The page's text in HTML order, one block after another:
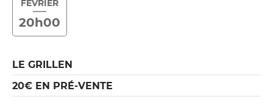
FÉVRIER
20h00
LE GRILLEN
20€ EN PRÉ-VENTE